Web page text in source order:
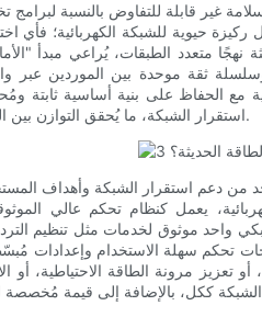
غير قابلة للتفاوض بالنسبة لبرامج
حيوية للشبكة الكهربائية؛ فأي
متعدد الطبقات، يُراعي مبدأ
ثقة موحدة بين الموردين عبر
مع الحفاظ على بنية أساسية ثابتة
استقرار الشبكة، ما يُحقق التوازن بين الحماية والأداء.
من دعم استقرار الشبكة وأهداف
يعمل كنظام تحكم عالي
واحد موثوق لخدمات مثل تنظيم
تحكم سهلة الاستخدام وإعدادات
تعزيز مرونة الطاقة الاحتياطية، أو